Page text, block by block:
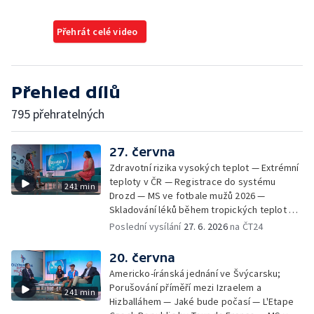
Přehrát celé video
Přehled dílů
795 přehratelných
241 min
27. června
Zdravotní rizika vysokých teplot — Extrémní
teploty v ČR — Registrace do systému
Drozd — MS ve fotbale mužů 2026 —
Skladování léků během tropických teplot —
MFF KV: proměny vizuální identity v průběhu
Jak se chovat v národních parcích a CHKO —
Festival Bystřička — Výjezdy záchranné
služby kvůli vedrům; Příprava lékárničky na
dovolenou; Body záchrany — Extrémní
teploty v Polsku a na Slovensku — Nový
Poslední vysílání 27. 6. 2026na ČT24
241 min
20. června
Americko-íránská jednání ve Švýcarsku;
Porušování příměří mezi Izraelem a
Hizballáhem — Jaké bude počasí — L'Etape